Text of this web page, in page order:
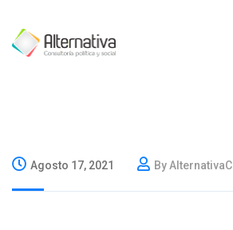
Agosto 17, 2021 By AlternativaC